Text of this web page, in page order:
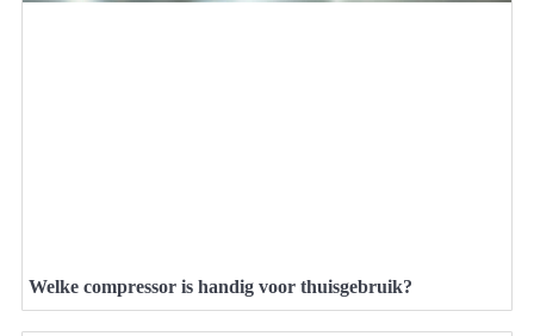
Welke compressor is handig voor thuisgebruik?